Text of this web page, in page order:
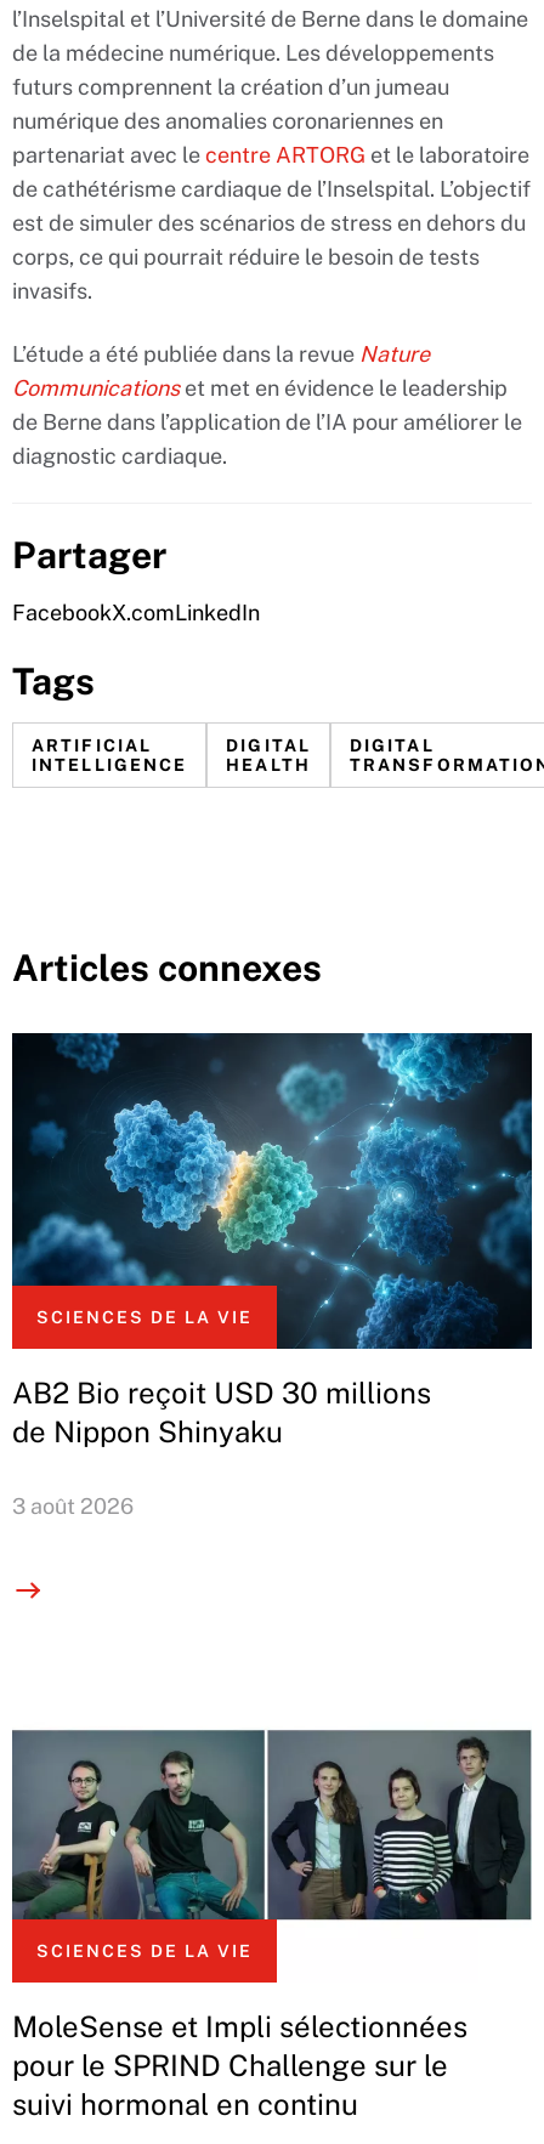
l’Inselspital et l’Université de Berne dans le domaine
de la médecine numérique. Les développements
futurs comprennent la création d’un jumeau
numérique des anomalies coronariennes en
partenariat avec lecentre ARTORG et le laboratoire
de cathétérisme cardiaque de l’Inselspital. L’objectif
est de simuler des scénarios de stress en dehors du
corps, ce qui pourrait réduire le besoin de tests
invasifs.
L’étude a été publiée dans la revue Nature
Communicationset met en évidence le leadership
de Berne dans l’application de l’IA pour améliorer le
diagnostic cardiaque.
Partager
FacebookX.comLinkedIn
Tags
ARTIFICIAL
INTELLIGENCE
DIGITAL
HEALTH
DIGITAL
Articles connexes
SCIENCES DE LA VIE
AB2 Bio reçoit USD 30 millions
de Nippon Shinyaku
3 août 2026
SCIENCES DE LA VIE
MoleSense et Impli sélectionnées
pour le SPRIND Challenge sur le
suivi hormonal en continu